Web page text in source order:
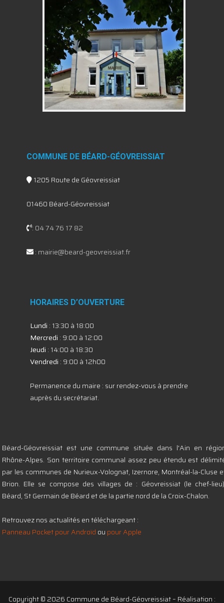
COMMUNE DE BÉARD-GÉOVREISSIAT
1205 Route de Géovreissiat
01460 Béard-Géovreissiat
: 04 74 76 17 82
: mairie@beard-geovreissiat.fr
HORAIRES D’OUVERTURE
Lundi : 13:30 à 18:00
Mercredi : 9:00 à 12:00
Jeudi : 14:00 à 18:30
Vendredi : 9:00 à 12h00
Permanence du maire : sur rendez-vous à prendre
auprès du secrétariat.
Béard-Géovreissiat est une commune située dans l'Ain en
Rhône-Alpes. Son territoire communal assez peu étendu est
par les communes de Nurieux-Volognat, Izernore, Montréal-la-Cluse
Brion. Elle se compose des villages de : Géovreissiat (le chef-
Béard, St Germain de Béard et de la partie nord de la Croix-Chalon.
Retrouvez nos actualités en téléchargeant :
Panneau Pocket pour Androïd ou pour Apple
Copyright © 2026 Commune de Béard-Géovreissiat – Réalisation :